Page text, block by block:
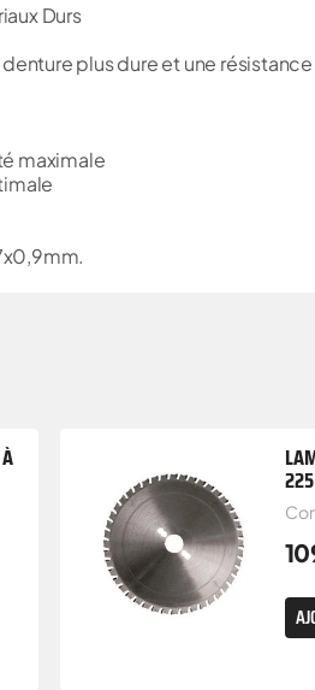
Durs
plus dure et une
maximale